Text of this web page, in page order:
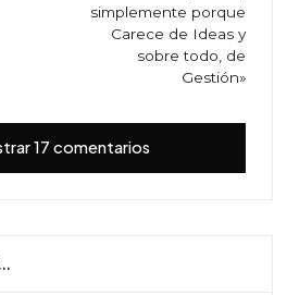
simplemente porque
Carece de Ideas y
sobre todo, de
Gestión»
17 comentarios